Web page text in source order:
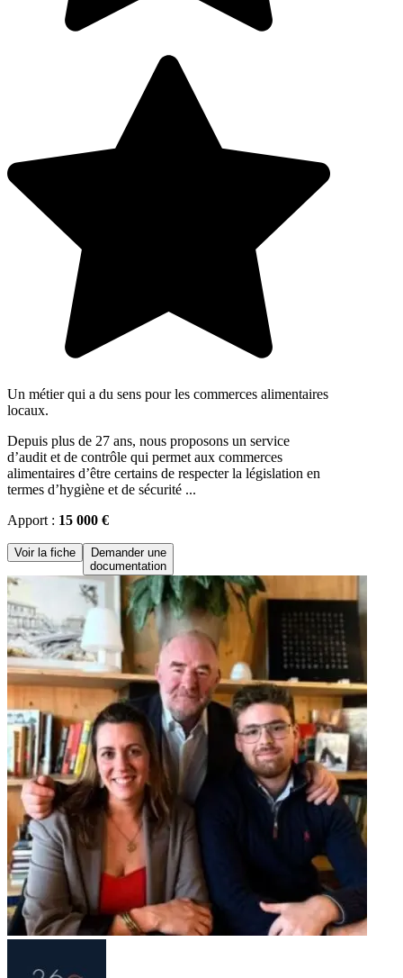
Un métier qui a du sens pour les commerces alimentaires
locaux.
Depuis plus de 27 ans, nous proposons un service
d’audit et de contrôle qui permet aux commerces
alimentaires d’être certains de respecter la législation en
termes d’hygiène et de sécurité ...
Apport : 15 000 €
Voir la fiche
Demander une
documentation